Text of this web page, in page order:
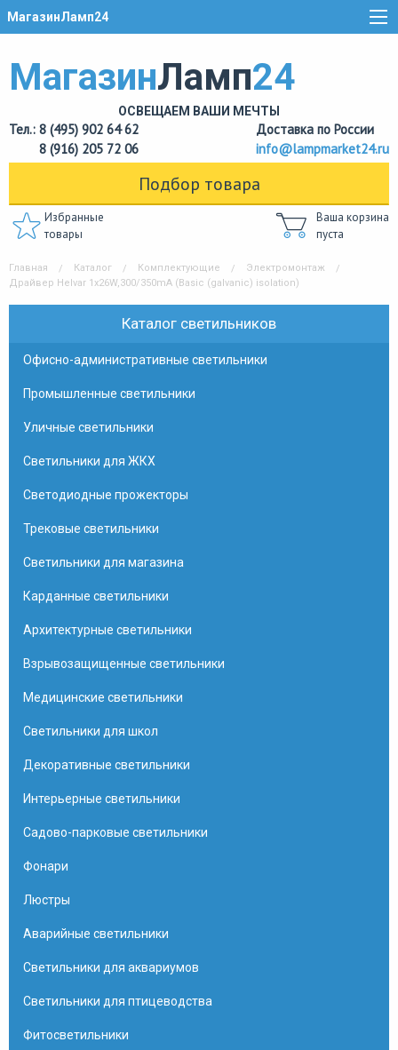
МагазинЛамп24
МагазинЛамп24
ОСВЕЩАЕМ ВАШИ МЕЧТЫ
Тел.: 8 (495) 902 64 62
8 (916) 205 72 06
Доставка по России
info@lampmarket24.ru
Подбор товара
Избранные
товары
Ваша корзина
пуста
Главная Каталог Комплектующие
Электромонтаж
Драйвер Helvar 1x26W,300/350mA (Basic (galvanic) isolation)
Каталог светильников
Офисно-административные светильники
Промышленные светильники
Уличные светильники
Светильники для ЖКХ
Светодиодные прожекторы
Трековые светильники
Светильники для магазина
Карданные светильники
Архитектурные светильники
Взрывозащищенные светильники
Медицинские светильники
Светильники для школ
Декоративные светильники
Интерьерные светильники
Садово-парковые светильники
Фонари
Люстры
Аварийные светильники
Светильники для аквариумов
Светильники для птицеводства
Фитосветильники